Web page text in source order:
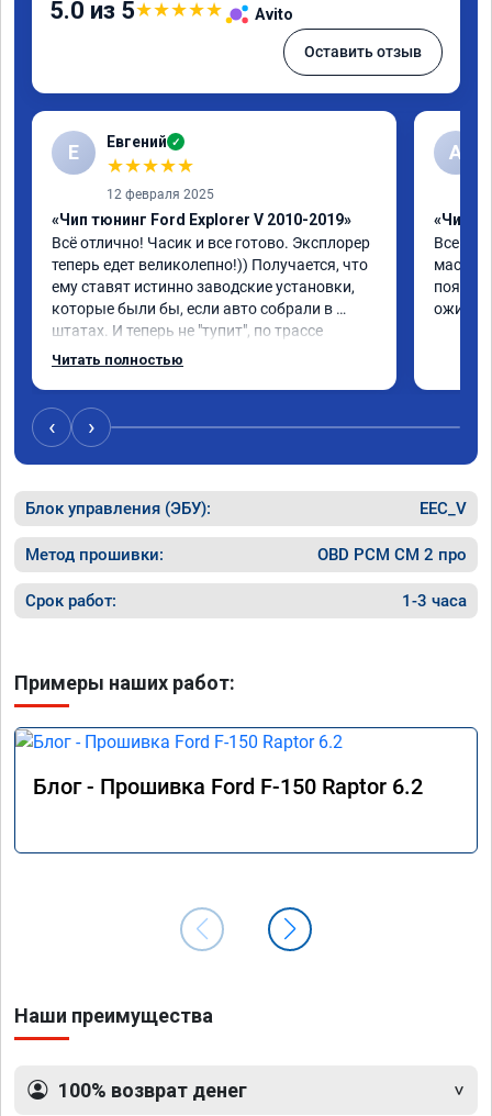
5.0 из 5★★★★★ Avito
Оставить отзыв
Е Евгений ✓
★★★★★
12 февраля 2025
«Чип тюнинг Ford Explorer V 2010-2019»
Всё отлично! Часик и все готово. Эксплорер
теперь едет великолепно!)) Получается, что
ему ставят истинно заводские установки,
которые были бы, если авто собрали в
штатах. И теперь не "тупит", по трассе
расход стал на 3 литра ниже! По городу
прошивки не охота!)) В общем, доволен!))
Читать полностью
А
«Чип
Все
мастер
ожил.
‹ ›
Блок управления (ЭБУ): EEC_V
Метод прошивки: OBD PCM СМ 2 про
Срок работ: 1-3 часа
Примеры наших работ:
Блог - Прошивка Ford F-150 Raptor 6.2
Наши преимущества
100% возврат денег